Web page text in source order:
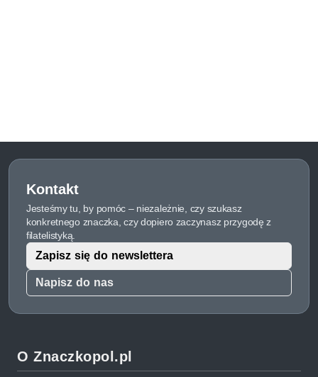
Kontakt
Jesteśmy tu, by pomóc – niezależnie, czy szukasz
konkretnego znaczka, czy dopiero zaczynasz przygodę z
filatelistyką.
Napisz do nas
Zapisz się do newslettera
O Znaczkopol.pl